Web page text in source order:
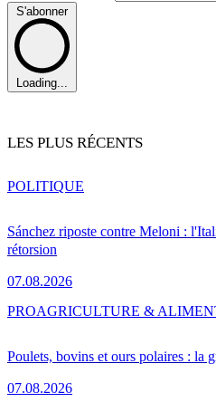
S'abonner
Loading...
LES PLUS RÉCENTS
Sánchez riposte contre Meloni :
rétorsion
07.08.2026
POLITIQUE
Poulets, bovins et ours polaires : la
07.08.2026
PROAGRICULTURE &